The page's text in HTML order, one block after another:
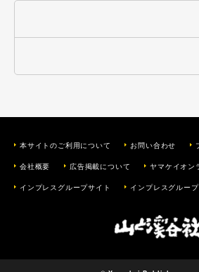
本サイトのご利用について お問い合わせ
会社概要 広告掲載について ヤマケイオン
インプレスグループサイト インプレスグルー